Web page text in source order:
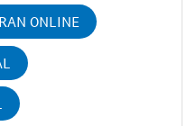
ONLINE